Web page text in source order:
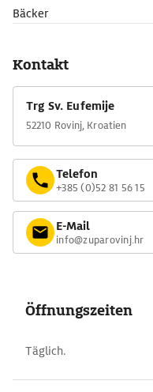
Bäcker
Kontakt
Trg Sv. Eufemije
52210 Rovinj, Kroatien
Telefon
+385 (0)52 81 56 15
E-Mail
info@zuparovinj.hr
Öffnungszeiten
Täglich.